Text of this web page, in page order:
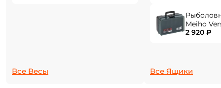
Все Весы
Meiho
2 920 ₽
Все Ящики
Номер телефона: *